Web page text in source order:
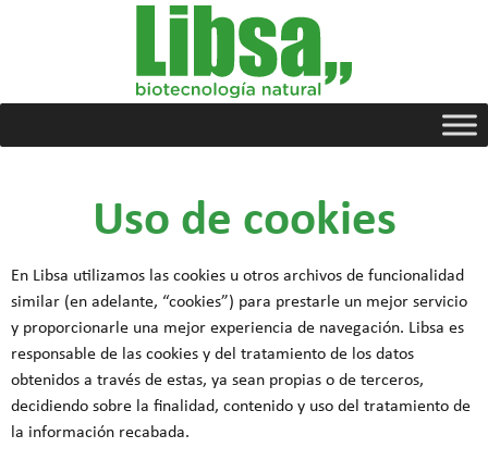
Uso de cookies
En Libsa utilizamos las cookies u otros archivos de funcionalidad
similar (en adelante, “cookies”) para prestarle un mejor servicio
y proporcionarle una mejor experiencia de navegación. Libsa es
responsable de las cookies y del tratamiento de los datos
obtenidos a través de estas, ya sean propias o de terceros,
decidiendo sobre la finalidad, contenido y uso del tratamiento de
la información recabada.